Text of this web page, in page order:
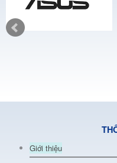
Giới thiệu